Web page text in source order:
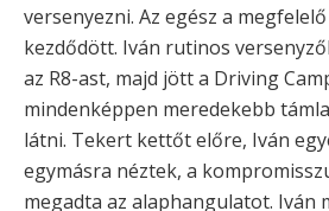
versenyezni. Az egész a
kezdődött. Iván rutinos
az R8-ast, majd jött a Driving
mindenképpen meredekebb
látni. Tekert kettőt előre, Iván
egymásra néztek, a
megadta az alaphangulatot. Iván